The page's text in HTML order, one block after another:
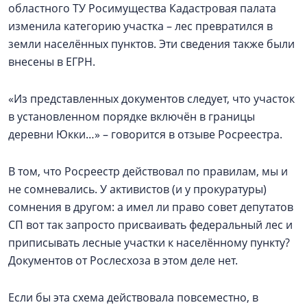
областного ТУ Росимущества Кадастровая палата
изменила категорию участка – лес превратился в
земли населённых пунктов. Эти сведения также были
внесены в ЕГРН.
«Из представленных документов следует, что участок
в установленном порядке включён в границы
деревни Юкки…» – говорится в отзыве Росреестра.
В том, что Росреестр действовал по правилам, мы и
не сомневались. У активистов (и у прокуратуры)
сомнения в другом: а имел ли право совет депутатов
СП вот так запросто присваивать федеральный лес и
приписывать лесные участки к населённому пункту?
Документов от Рослесхоза в этом деле нет.
Если бы эта схема действовала повсеместно, в